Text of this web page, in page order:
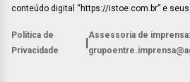
conteúdo digital “https://istoe.com.br” e
Política de
Privacidade
Assessoria de imprensa: